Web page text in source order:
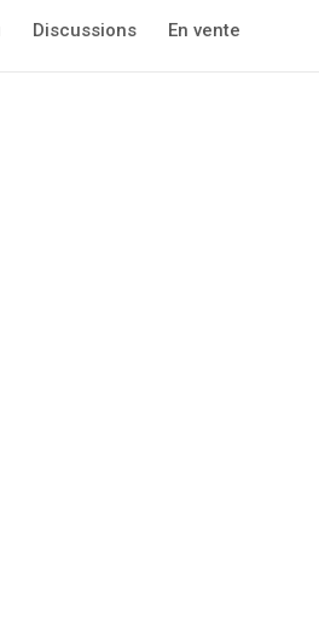
Discussions En vente